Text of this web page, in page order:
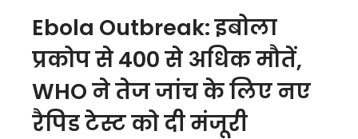
Ebola Outbreak: इबोला
प्रकोप से 400 से अधिक मौतें,
WHO ने तेज जांच के लिए नए
रैपिड टेस्ट को दी मंजूरी